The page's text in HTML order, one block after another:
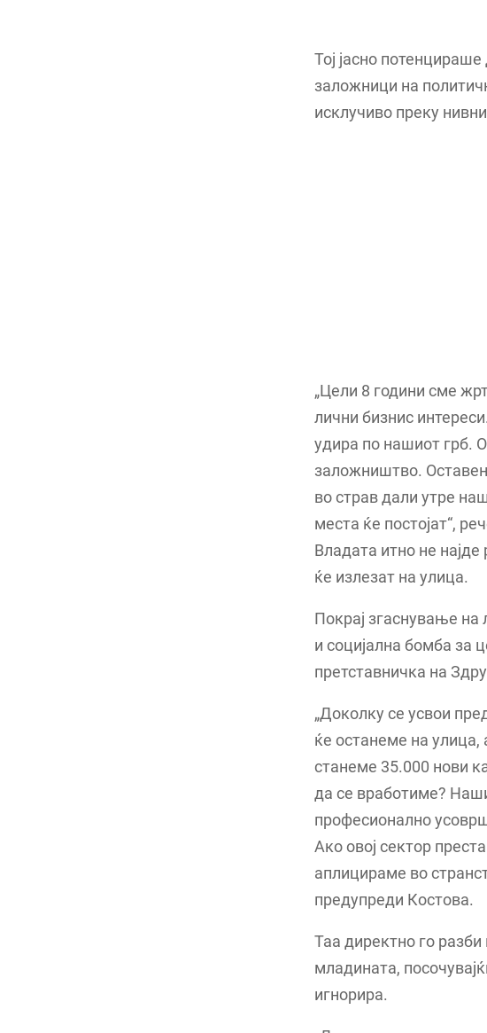
Тој јасно
заложници на
исклучиво преку
„Цели 8 години сме
лични бизнис
удира по нашиот грб.
заложништво.
во страв дали утре
места ќе постојат“,
Владата итно не
ќе излезат на улица.
Покрај згаснување на
и социјална бомба за
претставничка на
„Доколку се усвои
ќе останеме на улица,
станеме 35.000 нови
да се вработиме?
професионално
Ако овој сектор
аплицираме во
предупреди Костова.
Таа директно го
младината,
игнорира.